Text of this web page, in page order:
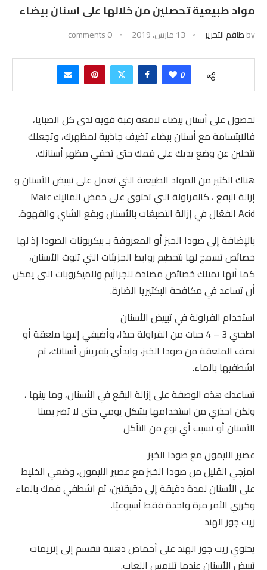
مواد طبيعية تحصلين من خلالها على اسنان بيضاء
byطاقم التحرير 13 مارس، 2019 0 comments
0
لحصول على أسنان بيضاء لامعة رغبة قوية لدى كل الصبايا،
فالابتسامة مع أسنان بيضاء تضيف جاذبية لمظهرك، وتجعلك
تتخلين عن وضع يديك على فمك حتى تخفي مظهر أسنانك.
هناك الكثير من المواد الطبيعية التي تعمل على تبييض الأسنان و
إزالة البقع ، كالفراولة التي تحتوي على حمض الماليك Malic
Acid الفعّال في إزالة التصبغات بالأسنان وبقع الشاي والقهوة.
بالإضافة إلى صودا الخبز أو المعروفة بـ بيكربونات الصودا إذ لها
خصائص تسمح لها بتحطيم روابط الجزيئات التي تلوث الأسنان،
كما أنها تمتلك خصائص مضادة للجراثيم وللميكروبات التي يمكن
أن تساعد في مكافحة البكتيريا الضارة.
استخدام الفراولة في تبييض الأسنان
اطحني 3 – 4 حبات من الفراولة جيدًا، وأضيفي إليها ملعقة أو
نصف الملعقة من صودا الخبز، وابدأي بتفريش أسنانك، ثم
اشطفيها بالماء.
تساعدك هذه الوصفة على إزالة البقع في الأسنان، وما بينها ،
ولكن احذري من استخدامها بشكل يومي حتى لا تضر بمينا
الأسنان أو تسبب أي نوع من التآكل
عصير الليمون مع صودا الخبز
امزجي القليل من صودا الخبز مع عصير الليمون، وضعي الخليط
على الأسنان لمدة دقيقة إلى دقيقتين، ثم اشطفي فمك بالماء
وكرري الأمر مرة واحدة فقط أسبوعيًا.
زيت جوز الهند
يحتوي زيت جوز الهند على أحماض دهنية تنقسم إلى إنزيمات
تبييض الأسنان عندما تلامس اللعاب.